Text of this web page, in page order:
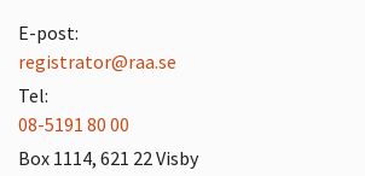
E-post:
registrator@raa.se
Tel:
08-5191 80 00
Box 1114, 621 22 Visby